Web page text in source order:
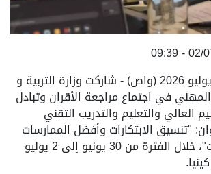
(كينيا)، 2 يوليو 2026 (واص) - شاركت وزارة التربية و
في اجتماع مراجعة الأقران وتبادل
العالي والتعليم والتدريب التقني
"تنسيق الابتكارات وأفضل الممارسات
في تنمية المهارات"، خلال الفترة من 30 يونيو إلى 2 يوليو